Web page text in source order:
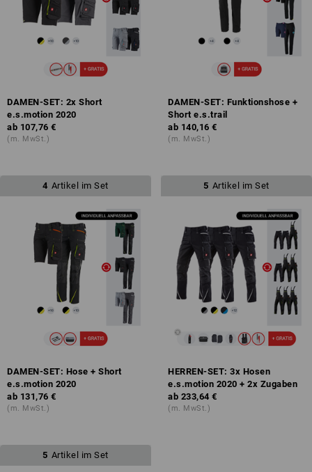
DAMEN-SET: 2x Short
e.s.motion 2020
ab 107,76 €
(m. MwSt.)
DAMEN-SET: Funktionshose +
Short e.s.trail
ab 140,16 €
(m. MwSt.)
4 Artikel im Set
DAMEN-SET: Hose + Short
e.s.motion 2020
ab 131,76 €
(m. MwSt.)
5 Artikel im Set
HERREN-SET: 3x Hosen
e.s.motion 2020 + 2x Zugaben
ab 233,64 €
(m. MwSt.)
5 Artikel im Set